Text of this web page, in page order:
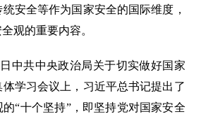
安全等作为国家安全的国际维度，
观的重要内容。
日中共中央政治局关于切实做好国家
学习会议上，习近平总书记提出了
“十个坚持”，即坚持党对国家安全